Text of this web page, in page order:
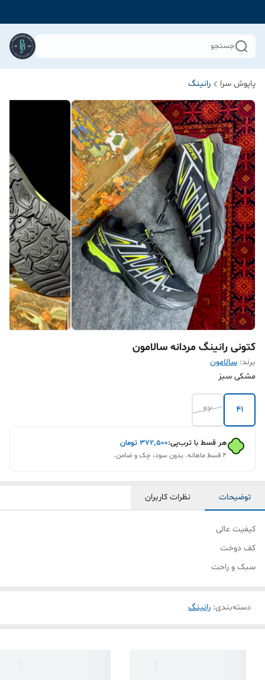
جستجو
پاپوش سرا رانینگ
کتونی رانینگ مردانه سالامون
برند: سالامون
مشکی سبز
۴۱ ۴۲
هر قسط با ترب‌پی:۳۷۲٬۵۰۰ تومان
۴ قسط ماهانه. بدون سود، چک و ضامن.
توضیحات نظرات کاربران
کیفیت عالی
کف دوخت
سبک و راحت
دسته‌بندی: رانینگ